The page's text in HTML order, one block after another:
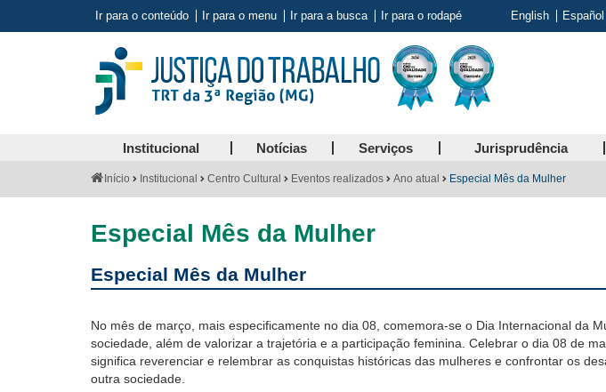
Ir para o conteúdo Ir para o menu Ir para a busca Ir para o rodapé English Español
Institucional Notícias Serviços Jurisprudência
VocêInício Institucional Centro Cultural Eventos realizados Ano atual Especial Mês da Mulher
Especial Mês da Mulher
Especial Mês da Mulher
No mês de março, mais especificamente no dia 08, comemora-se o Dia Internacional da
sociedade, além de valorizar a trajetória e a participação feminina. Celebrar o dia 08 de
significa reverenciar e relembrar as conquistas históricas das mulheres e confrontar os
outra sociedade.